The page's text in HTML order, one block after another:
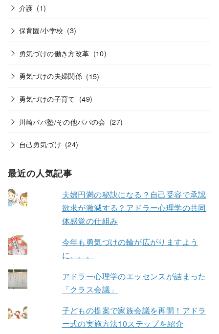
介護 (1)
保育園/小学校 (3)
勇気づけの働き方改革 (10)
勇気づけの夫婦関係 (15)
勇気づけの子育て (49)
川崎パパ塾/その他パパの会 (27)
自己勇気づけ (24)
最近の人気記事
夫婦円満の秘訣になる？自己受容で承認
欲求が激減する？アドラー心理学の共同
体感覚の仕組み
今年も勇気づけの輪が広がりますよう
に。。。
アドラー心理学のエッセンスが詰まった
「クラス会議」
子どもの提案で家族会議を再開！アドラ
ー式の実施方法10ステップを紹介